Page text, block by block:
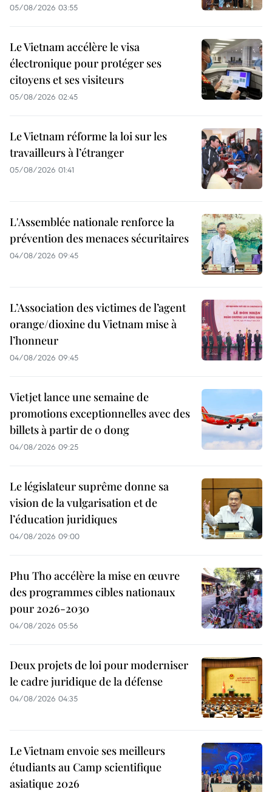
05/08/2026 03:55
Le Vietnam accélère le visa
électronique pour protéger ses
citoyens et ses visiteurs
05/08/2026 02:45
Le Vietnam réforme la loi sur les
travailleurs à l’étranger
05/08/2026 01:41
L'Assemblée nationale renforce la
prévention des menaces sécuritaires
04/08/2026 09:45
L’Association des victimes de l’agent
orange/dioxine du Vietnam mise à
l’honneur
04/08/2026 09:45
Vietjet lance une semaine de
promotions exceptionnelles avec des
billets à partir de 0 dong
04/08/2026 09:25
Le législateur suprême donne sa
vision de la vulgarisation et de
l’éducation juridiques
04/08/2026 09:00
Phu Tho accélère la mise en œuvre
des programmes cibles nationaux
pour 2026-2030
04/08/2026 05:56
Deux projets de loi pour moderniser
le cadre juridique de la défense
04/08/2026 04:35
Le Vietnam envoie ses meilleurs
étudiants au Camp scientifique
asiatique 2026